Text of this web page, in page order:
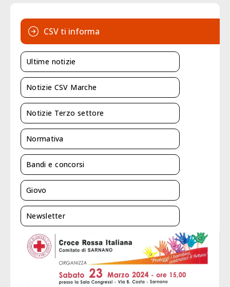
CSV ti informa
Ultime notizie
Notizie CSV Marche
Notizie Terzo settore
Normativa
Bandi e concorsi
Giovo
Newsletter